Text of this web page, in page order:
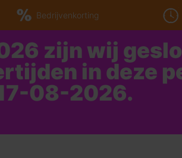
Bedrijvenkorting
zijn wij
in deze
08-2026.